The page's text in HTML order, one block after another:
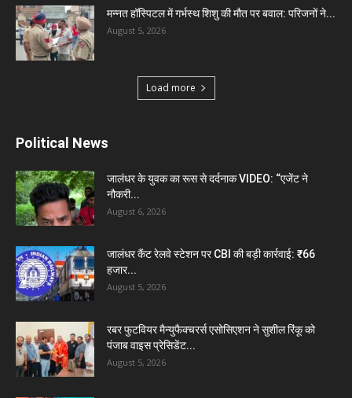
मन्नत हॉस्पिटल में गर्भस्थ शिशु की मौत पर बवाल: परिजनों ने...
August 5, 2026
Load more
Political News
जालंधर के युवक का रूस से दर्दनाक VIDEO: “एजेंट ने
नौकरी...
August 6, 2026
जालंधर कैंट रेलवे स्टेशन पर CBI की बड़ी कार्रवाई: ₹66
हजार...
August 5, 2026
रबर फुटवियर मैन्युफैक्चरर्स एसोसिएशन ने सुशील रिंकू को
पंजाब वाइस प्रेसिडेंट...
August 5, 2026